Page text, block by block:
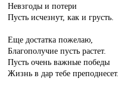
Невзгоды и потери
Пусть исчезнут, как и грусть.
Еще достатка пожелаю,
Благополучие пусть растет.
Пусть очень важные победы
Жизнь в дар тебе преподнесет.